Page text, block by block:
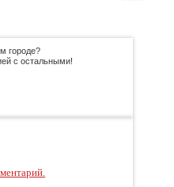
городе?
с остальными!